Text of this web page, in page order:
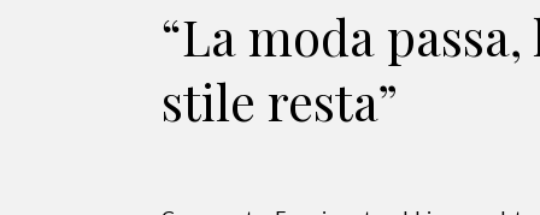
“La moda passa,
stile resta”